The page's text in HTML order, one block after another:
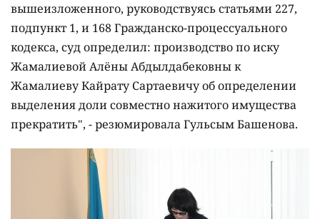
вышеизложенного, руководствуясь статьями 227,
подпункт 1, и 168 Гражданско-процессуального
кодекса, суд определил: производство по иску
Жамалиевой Алёны Абдылдабековны к
Жамалиеву Кайрату Сартаевичу об определении
выделения доли совместно нажитого имущества
прекратить", - резюмировала Гульсым Башенова.